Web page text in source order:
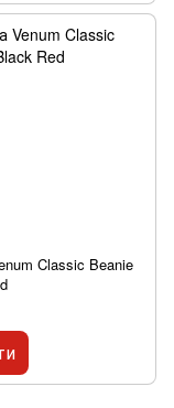
Classic Beanie